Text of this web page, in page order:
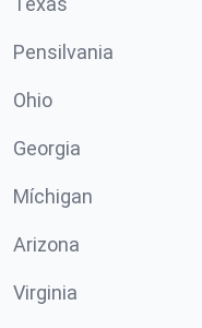
Pensilvania
Ohio
Georgia
Míchigan
Arizona
Virginia